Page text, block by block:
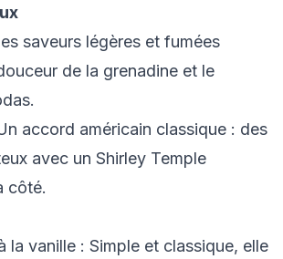
saveurs légères et fumées
de la grenadine et le
accord américain classique : des
avec un Shirley Temple
côté.
la vanille : Simple et classique, elle